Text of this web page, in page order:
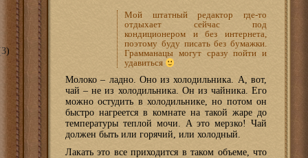
Мой штатный редактор где-то
отдыхает сейчас под
кондиционером и без интернета,
поэтому буду писать без бумажки.
Грамманацы могут сразу пойти и
удавиться
Молоко – ладно. Оно из холодильника. А, вот,
чай – не из холодильника. Он из чайника. Его
можно остудить в холодильнике, но потом он
быстро нагреется в комнате на такой жаре до
температуры теплой мочи. А это мерзко! Чай
должен быть или горячий, или холодный.
Лакать это все приходится в таком объеме, что